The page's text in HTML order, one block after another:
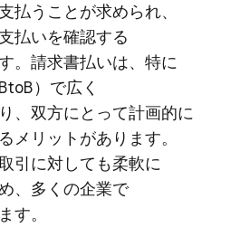
払う​ことが​求められ、​
払いを​確認する​
。​請求書払いは、​特に​
）で​広く​
、​双方に​とって​計画的に​
メリットが​あります。​
引に​対しても​柔軟に​
、​多くの​企業で​
す。